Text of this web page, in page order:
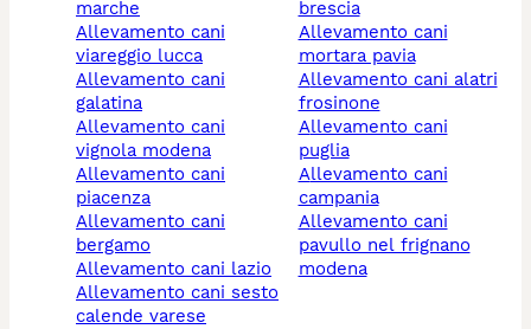
marche
allevamento cani
viareggio lucca
allevamento cani
galatina
allevamento cani
vignola modena
allevamento cani
piacenza
allevamento cani
bergamo
allevamento cani lazio
allevamento cani sesto
calende varese
brescia
allevamento cani
mortara pavia
allevamento cani alatri
frosinone
allevamento cani
puglia
allevamento cani
campania
allevamento cani
pavullo nel frignano
modena